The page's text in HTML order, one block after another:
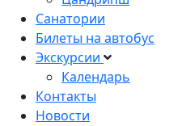
Санатории
Билеты на автобус
Экскурсии
Календарь
Контакты
Новости